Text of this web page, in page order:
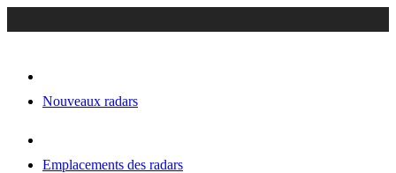
Nouveaux radars
Emplacements des radars